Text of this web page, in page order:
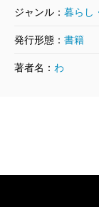
心を揺すぶら
れた茶事に招
ことなのに、
辺さんは茶事
ジャンル： 暮らし
発行形態： 書籍
著者名： わ